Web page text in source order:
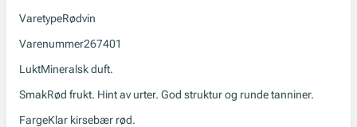
VaretypeRødvin
Varenummer267401
LuktMineralsk duft.
SmakRød frukt. Hint av urter. God struktur og runde tanniner.
FargeKlar kirsebær rød.